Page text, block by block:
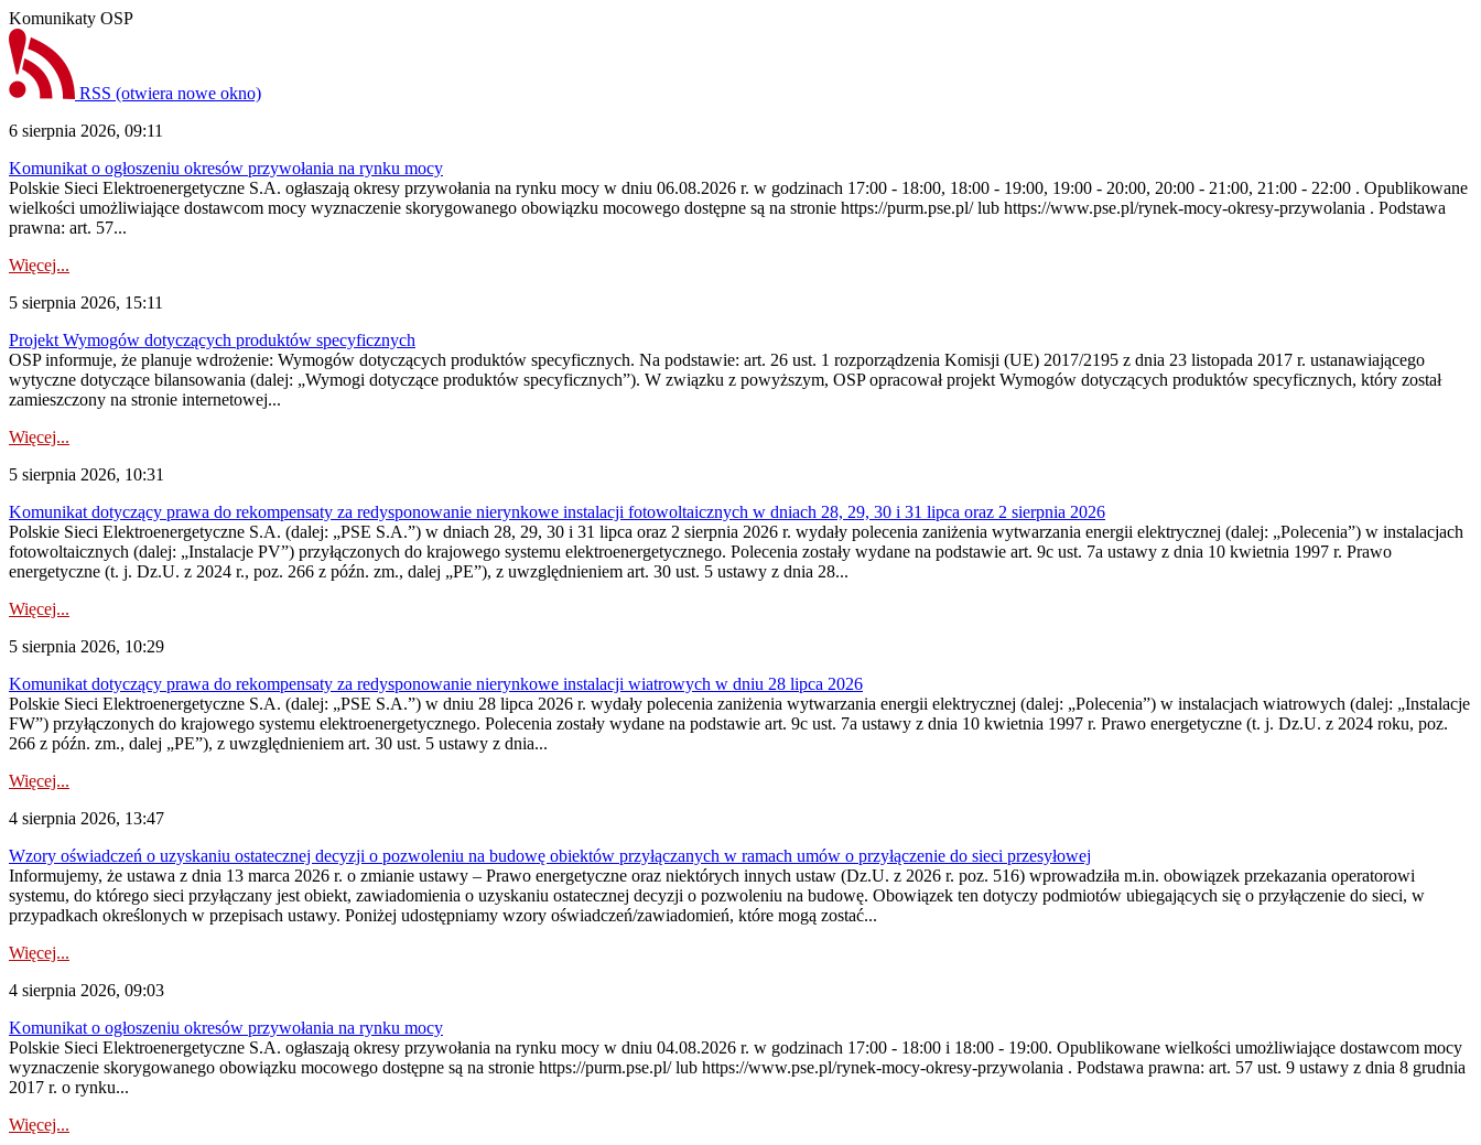
Komunikaty OSP
RSS (otwiera nowe okno)
6 sierpnia 2026, 09:11
Komunikat o ogłoszeniu okresów przywołania na rynku mocy
Polskie Sieci Elektroenergetyczne S.A. ogłaszają okresy przywołania na rynku mocy w dniu 06.08.2026 r. w godzinach 17:00 - 18:00, 18:00 - 19:00, 19:00 - 20:00, 20:00 - 21:00, 21:00 - 22:00 . Opublikowane
wielkości umożliwiające dostawcom mocy wyznaczenie skorygowanego obowiązku mocowego dostępne są na stronie https://purm.pse.pl/ lub https://www.pse.pl/rynek-mocy-okresy-przywolania . Podstawa
prawna: art. 57...
Więcej...
5 sierpnia 2026, 15:11
Projekt Wymogów dotyczących produktów specyficznych
OSP informuje, że planuje wdrożenie: Wymogów dotyczących produktów specyficznych. Na podstawie: art. 26 ust. 1 rozporządzenia Komisji (UE) 2017/2195 z dnia 23‍ listopada 2017 r. ustanawiającego
wytyczne dotyczące bilansowania (dalej: „Wymogi dotyczące produktów specyficznych”). W związku z powyższym, OSP opracował projekt Wymogów dotyczących produktów specyficznych, który został
zamieszczony na stronie internetowej...
Więcej...
5 sierpnia 2026, 10:31
Komunikat dotyczący prawa do rekompensaty za redysponowanie nierynkowe instalacji fotowoltaicznych w dniach 28, 29, 30 i 31 lipca oraz 2 sierpnia 2026
Polskie Sieci Elektroenergetyczne S.A. (dalej: „PSE S.A.”) w dniach 28, 29, 30 i 31 lipca oraz 2 sierpnia 2026 r. wydały polecenia zaniżenia wytwarzania energii elektrycznej (dalej: „Polecenia”) w instalacjach
fotowoltaicznych (dalej: „Instalacje PV”) przyłączonych do krajowego systemu elektroenergetycznego. Polecenia zostały wydane na podstawie art. 9c ust. 7a ustawy z dnia 10 kwietnia 1997 r. Prawo
energetyczne (t. j. Dz.U. z 2024 r., poz. 266 z późn. zm., dalej „PE”), z uwzględnieniem art. 30 ust. 5 ustawy z dnia 28...
Więcej...
5 sierpnia 2026, 10:29
Komunikat dotyczący prawa do rekompensaty za redysponowanie nierynkowe instalacji wiatrowych w dniu 28 lipca 2026
Polskie Sieci Elektroenergetyczne S.A. (dalej: „PSE S.A.”) w dniu 28 lipca 2026 r. wydały polecenia zaniżenia wytwarzania energii elektrycznej (dalej: „Polecenia”) w instalacjach wiatrowych (dalej: „Instalacje
FW”) przyłączonych do krajowego systemu elektroenergetycznego. Polecenia zostały wydane na podstawie art. 9c ust. 7a ustawy z dnia 10 kwietnia 1997 r. Prawo energetyczne (t. j. Dz.U. z 2024 roku, poz.
266 z późn. zm., dalej „PE”), z uwzględnieniem art. 30 ust. 5 ustawy z dnia...
Więcej...
4 sierpnia 2026, 13:47
Wzory oświadczeń o uzyskaniu ostatecznej decyzji o pozwoleniu na budowę obiektów przyłączanych w ramach umów o przyłączenie do sieci przesyłowej
Informujemy, że ustawa z dnia 13 marca 2026 r. o zmianie ustawy – Prawo energetyczne oraz niektórych innych ustaw (Dz.U. z 2026 r. poz. 516) wprowadziła m.in. obowiązek przekazania operatorowi
systemu, do którego sieci przyłączany jest obiekt, zawiadomienia o uzyskaniu ostatecznej decyzji o pozwoleniu na budowę. Obowiązek ten dotyczy podmiotów ubiegających się o przyłączenie do sieci, w
przypadkach określonych w przepisach ustawy. Poniżej udostępniamy wzory oświadczeń/zawiadomień, które mogą zostać...
Więcej...
4 sierpnia 2026, 09:03
Komunikat o ogłoszeniu okresów przywołania na rynku mocy
Polskie Sieci Elektroenergetyczne S.A. ogłaszają okresy przywołania na rynku mocy w dniu 04.08.2026 r. w godzinach 17:00 - 18:00 i 18:00 - 19:00. Opublikowane wielkości umożliwiające dostawcom mocy
wyznaczenie skorygowanego obowiązku mocowego dostępne są na stronie https://purm.pse.pl/ lub https://www.pse.pl/rynek-mocy-okresy-przywolania . Podstawa prawna: art. 57 ust. 9 ustawy z dnia 8 grudnia
2017 r. o rynku...
Więcej...